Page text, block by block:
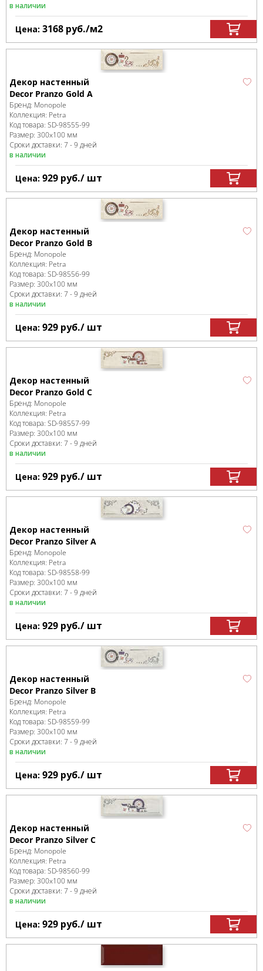
в наличии
Цена: 3168 руб./м2
Декор настенный
Decor Pranzo Gold A
Бренд: Monopole
Коллекция: Petra
Код товара: SD-98555-99
Размер: 300x100 мм
Сроки доставки: 7 - 9 дней
в наличии
Цена: 929 руб./ шт
Декор настенный
Decor Pranzo Gold B
Бренд: Monopole
Коллекция: Petra
Код товара: SD-98556-99
Размер: 300x100 мм
Сроки доставки: 7 - 9 дней
в наличии
Цена: 929 руб./ шт
Декор настенный
Decor Pranzo Gold C
Бренд: Monopole
Коллекция: Petra
Код товара: SD-98557-99
Размер: 300x100 мм
Сроки доставки: 7 - 9 дней
в наличии
Цена: 929 руб./ шт
Декор настенный
Decor Pranzo Silver A
Бренд: Monopole
Коллекция: Petra
Код товара: SD-98558-99
Размер: 300x100 мм
Сроки доставки: 7 - 9 дней
в наличии
Цена: 929 руб./ шт
Декор настенный
Decor Pranzo Silver B
Бренд: Monopole
Коллекция: Petra
Код товара: SD-98559-99
Размер: 300x100 мм
Сроки доставки: 7 - 9 дней
в наличии
Цена: 929 руб./ шт
Декор настенный
Decor Pranzo Silver C
Бренд: Monopole
Коллекция: Petra
Код товара: SD-98560-99
Размер: 300x100 мм
Сроки доставки: 7 - 9 дней
в наличии
Цена: 929 руб./ шт